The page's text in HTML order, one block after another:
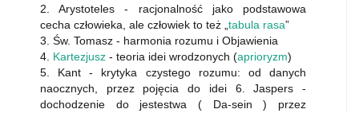
2. Arystoteles - racjonalność jako podstawowa
cecha człowieka, ale człowiek to też „ tabula rasa”
3. Św. Tomasz - harmonia rozumu i Objawienia
4. Kartezjusz - teoria idei wrodzonych (aprioryzm)
5. Kant - krytyka czystego rozumu: od danych
naocznych, przez pojęcia do idei 6. Jaspers -
dochodzenie do jestestwa ( Da-sein ) przez